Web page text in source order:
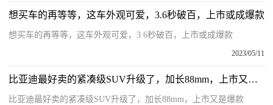
想买车的再等等，这车外观可爱，3.6秒破百，上市或成爆款
想买车的再等等，这车外观可爱，3 6秒破百，上市或成爆款
2023/05/11
比亚迪最好卖的紧凑级SUV升级了，加长88mm，上市又是爆款 天天亮点
比亚迪最好卖的紧凑级SUV升级了，加长88mm，上市又是爆款